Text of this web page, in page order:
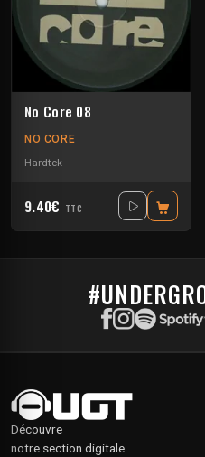
No Core 08
NO CORE
Hardtek
9.40€ TTC
Découvre
notre section digitale